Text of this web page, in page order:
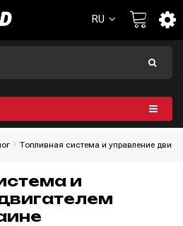
RU
Топливная система и управление
и